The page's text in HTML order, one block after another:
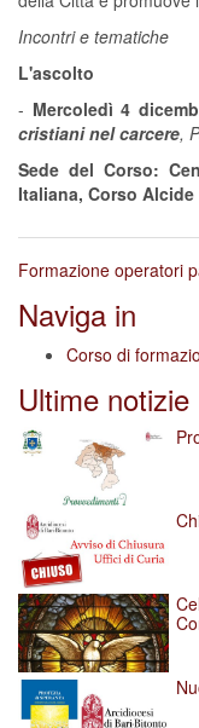
Incontri e tematiche
L'ascolto
- Mercoledì 4
cristiani nel carcere,
Sede del Corso:
Italiana, Corso Alcide
Formazione operatori
Naviga in
Corso di
Ultime notizie